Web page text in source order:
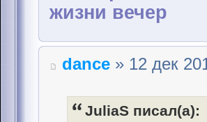
жизни вечер
dance » 12 дек
JuliaS писал(а):